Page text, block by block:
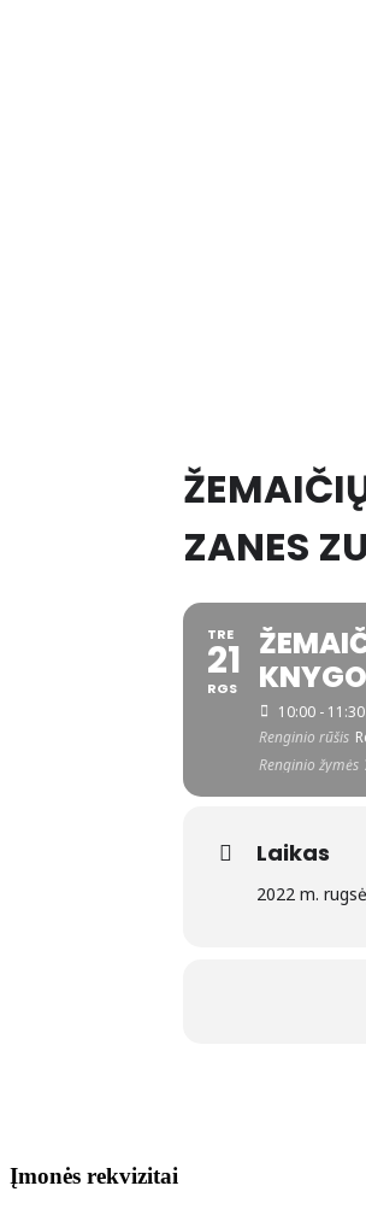
ZANES
TRE
21
RGS
10:00 - 11:30
Renginio rūšis
Renginio žymės
Laikas
2022 m.
Įmonės rekvizitai